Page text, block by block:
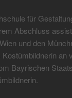
für
Abschluss
und den
an
Bayrischen